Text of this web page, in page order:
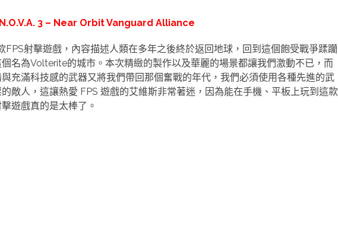
3 – Near Orbit Vanguard Alliance
FPS射擊遊戲，內容描述人類在多年之後終於返回地球，回到這個飽受戰爭蹂躪
名為Volterite的城市。 本次精緻的製作以及華麗的場景都讓我們激動不已，而
充滿科技感的武器又將我們帶回那個奮戰的年代，我們必須使用各種先進的武
敵人，這讓熱愛 FPS 遊戲的艾維斯非常著迷，因為能在手機、平板上玩到這款
遊戲真的是太棒了。